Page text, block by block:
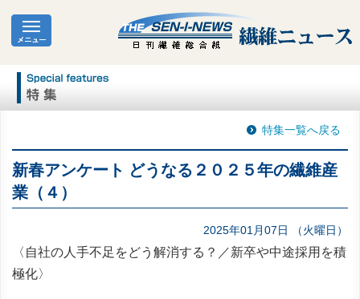
特集一覧へ戻る
新春アンケート どうなる２０２５年の繊維産
業（４）
2025年01月07日 （火曜日）
〈自社の人手不足をどう解消する？／新卒や中途採用を積
極化〉